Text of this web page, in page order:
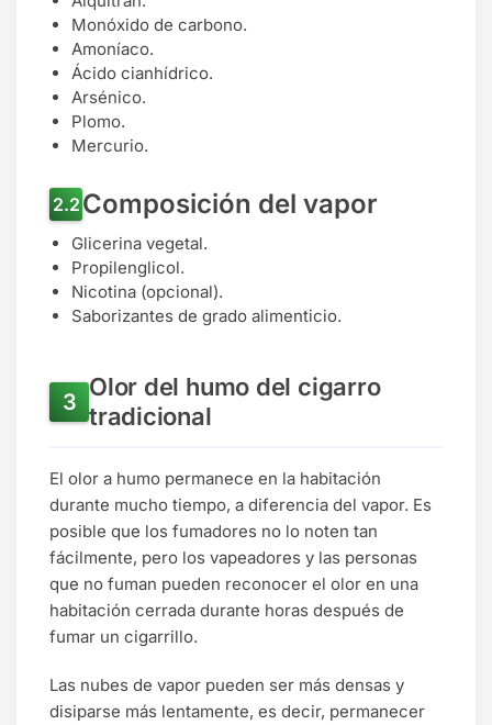
Monóxido de carbono.
Amoníaco.
Ácido cianhídrico.
Arsénico.
Plomo.
Mercurio.
Composición del vapor
Glicerina vegetal.
Propilenglicol.
Nicotina (opcional).
Saborizantes de grado alimenticio.
Olor del humo del cigarro
tradicional
El olor a humo permanece en la habitación
durante mucho tiempo, a diferencia del vapor. Es
posible que los fumadores no lo noten tan
fácilmente, pero los vapeadores y las personas
que no fuman pueden reconocer el olor en una
habitación cerrada durante horas después de
fumar un cigarrillo.
Las nubes de vapor pueden ser más densas y
disiparse más lentamente, es decir, permanecer